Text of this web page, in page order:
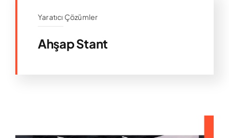
Yaratıcı Çözümler
Ahşap Stant